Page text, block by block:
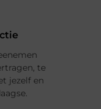
te
jezelf en